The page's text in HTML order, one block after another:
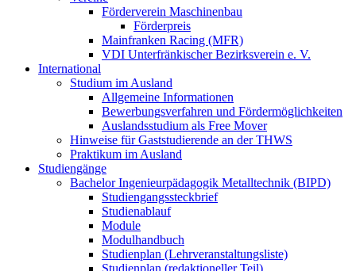
Förderverein Maschinenbau
Förderpreis
Mainfranken Racing (MFR)
VDI Unterfränkischer Bezirksverein e. V.
International
Studium im Ausland
Allgemeine Informationen
Bewerbungsverfahren und Fördermöglichkeiten
Auslandsstudium als Free Mover
Hinweise für Gaststudierende an der THWS
Praktikum im Ausland
Studiengänge
Bachelor Ingenieurpädagogik Metalltechnik (BIPD)
Studiengangssteckbrief
Studienablauf
Module
Modulhandbuch
Studienplan (Lehrveranstaltungsliste)
Studienplan (redaktioneller Teil)